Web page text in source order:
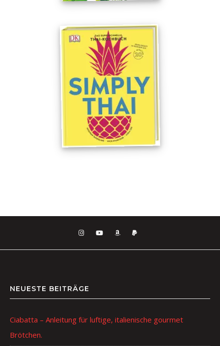
NEUESTE BEITRÄGE
Ciabatta – Anleitung für luftige, italienische gourmet
Brötchen.